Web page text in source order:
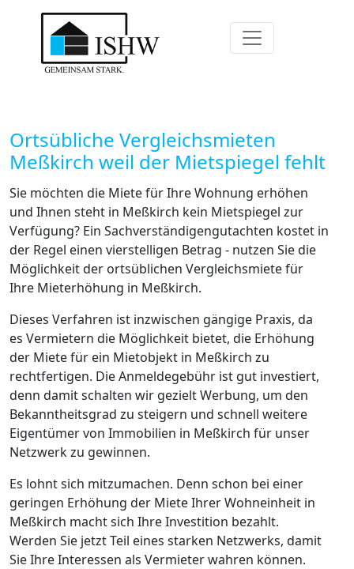
Ortsübliche Vergleichsmieten
Meßkirch weil der Mietspiegel fehlt
Sie möchten die Miete für Ihre Wohnung erhöhen
und Ihnen steht in Meßkirch kein Mietspiegel zur
Verfügung? Ein Sachverständigengutachten kostet in
der Regel einen vierstelligen Betrag - nutzen Sie die
Möglichkeit der ortsüblichen Vergleichsmiete für
Ihre Mieterhöhung in Meßkirch.
Dieses Verfahren ist inzwischen gängige Praxis, da
es Vermietern die Möglichkeit bietet, die Erhöhung
der Miete für ein Mietobjekt in Meßkirch zu
rechtfertigen. Die Anmeldegebühr ist gut investiert,
denn damit schalten wir gezielt Werbung, um den
Bekanntheitsgrad zu steigern und schnell weitere
Eigentümer von Immobilien in Meßkirch für unser
Netzwerk zu gewinnen.
Es lohnt sich mitzumachen. Denn schon bei einer
geringen Erhöhung der Miete Ihrer Wohneinheit in
Meßkirch macht sich Ihre Investition bezahlt.
Werden Sie jetzt Teil eines starken Netzwerks, damit
Sie Ihre Interessen als Vermieter wahren können.